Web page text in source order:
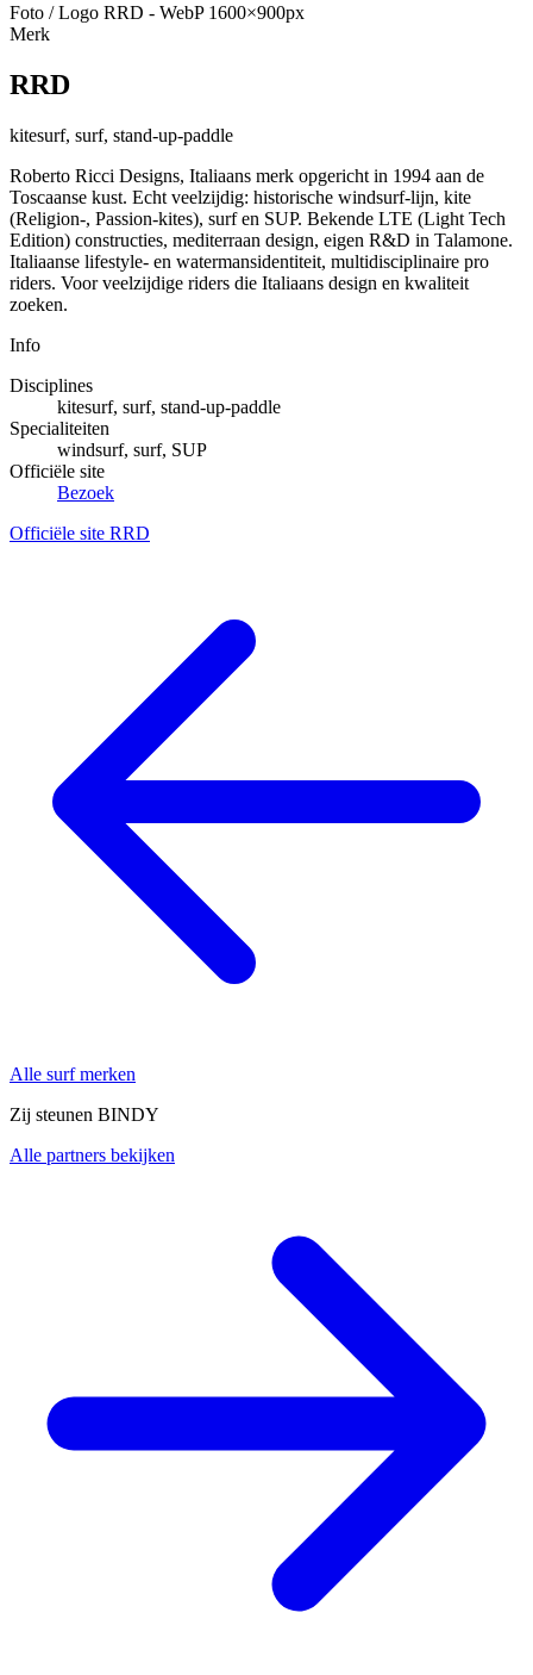
Foto / Logo RRD - WebP 1600×900px
Merk
RRD
kitesurf, surf, stand-up-paddle
Roberto Ricci Designs, Italiaans merk opgericht in 1994 aan de
Toscaanse kust. Echt veelzijdig: historische windsurf-lijn, kite
(Religion-, Passion-kites), surf en SUP. Bekende LTE (Light Tech
Edition) constructies, mediterraan design, eigen R&D in Talamone.
Italiaanse lifestyle- en watermansidentiteit, multidisciplinaire pro
riders. Voor veelzijdige riders die Italiaans design en kwaliteit
zoeken.
Info
Disciplines
kitesurf, surf, stand-up-paddle
Specialiteiten
windsurf, surf, SUP
Officiële site
Bezoek
Officiële site RRD
Alle surf merken
Zij steunen BINDY
Alle partners bekijken